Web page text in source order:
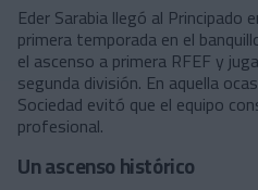
Eder Sarabia llegó al Principado
primera temporada en el
el ascenso a primera RFEF y
segunda división. En aquella
Sociedad evitó que el equipo
profesional.
Un ascenso histórico